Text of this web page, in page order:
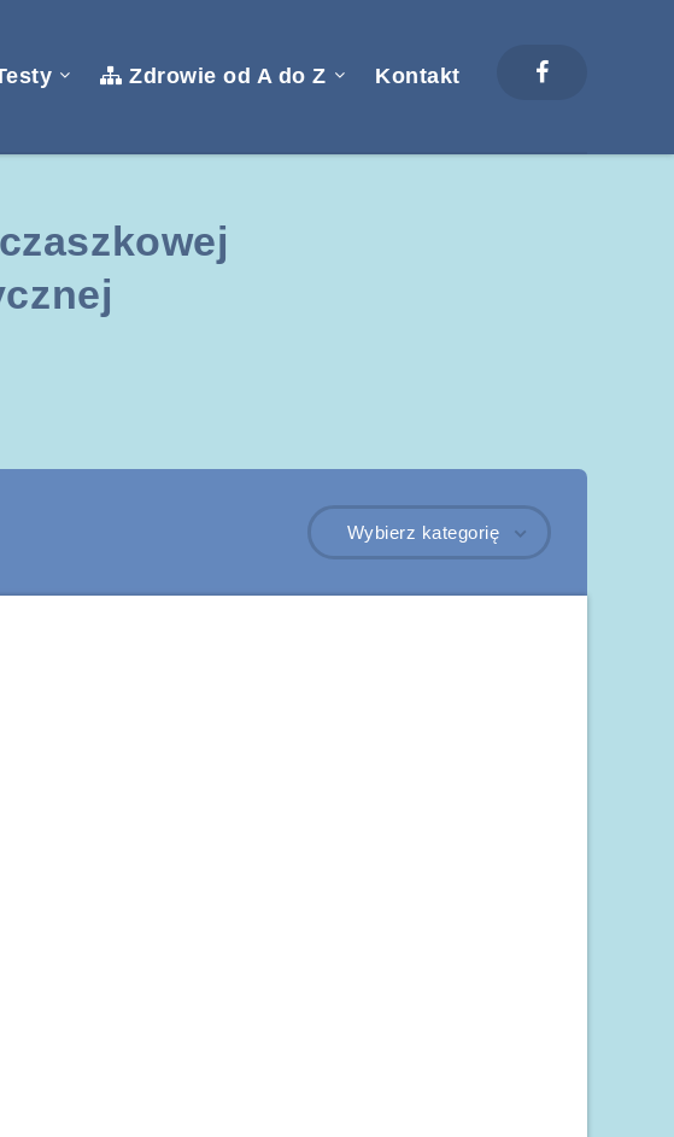
Zdrowie od A do Z Kontakt
Wybierz kategorię